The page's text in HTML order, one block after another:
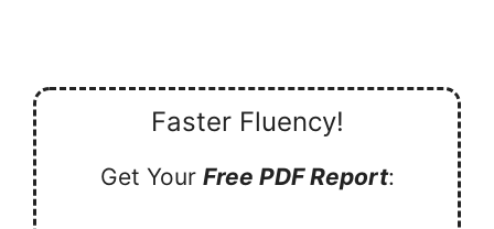
Faster Fluency!
Get Your Free PDF Report: